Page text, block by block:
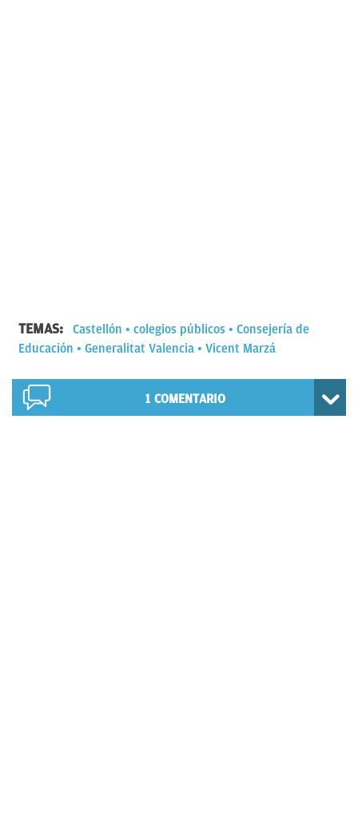
TEMAS: Castellón colegios públicos
Consejería de
Educación
Generalitat Valencia Vicent Marzá
1 COMENTARIO